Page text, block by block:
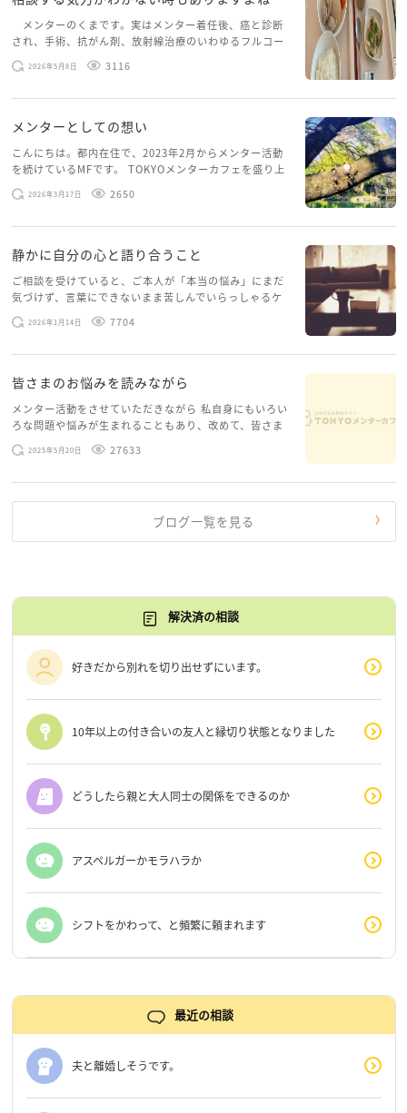
メンターのくまです。実はメンター着任後、癌と診断
され、手術、抗がん剤、放射線治療のいわゆるフルコー
スを体験していて、しばらくメンターカフェに来られて
いませんでした。体力だけでなく、気力も落ちパソコン
2026年5月8日 3116
メンターとしての想い
こんにちは。都内在住で、2023年2月からメンター活動
を続けているMFです。 TOKYOメンターカフェを盛り上
げたいという想いから、勇気を出して初めてブログを投
稿してみようと思います。少し自分のことを書いてみま
2026年3月17日 2650
静かに自分の心と語り合うこと
ご相談を受けていると、ご本人が「本当の悩み」にまだ
気づけず、言葉にできないまま苦しんでいらっしゃるケ
ースがありますお悩みというのは、心の深いところ（深
層心理）に触れることで、まったく違う角度から解決の
2026年1月14日 7704
皆さまのお悩みを読みながら
メンター活動をさせていただきながら 私自身にもいろい
ろな問題や悩みが生まれることもあり、改めて、皆さま
のお悩みを読みながら 「みんな、もがいてる。わたし
だけじゃないんだな」と、逆に励まされるような日々で
2025年5月20日 27633
ブログ一覧を見る
解決済の相談
好きだから別れを切り出せずにいます。
10年以上の付き合いの友人と縁切り状態となりました
どうしたら親と大人同士の関係をできるのか
アスペルガーかモラハラか
シフトをかわって、と頻繁に頼まれます
最近の相談
夫と離婚しそうです。